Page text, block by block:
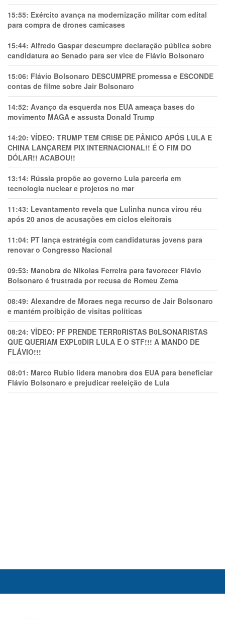
15:55: Exército avança na modernização militar com edital
para compra de drones camicases
15:44: Alfredo Gaspar descumpre declaração pública sobre
candidatura ao Senado para ser vice de Flávio Bolsonaro
15:06: Flávio Bolsonaro DESCUMPRE promessa e ESCONDE
contas de filme sobre Jair Bolsonaro
14:52: Avanço da esquerda nos EUA ameaça bases do
movimento MAGA e assusta Donald Trump
14:20: VÍDEO: TRUMP TEM CRlSE DE PÂNlCO APÓS LULA E
CHINA LANÇAREM PIX INTERNACIONAL!! É O FIM DO
DÓLAR!! ACABOU!!
13:14: Rússia propõe ao governo Lula parceria em
tecnologia nuclear e projetos no mar
11:43: Levantamento revela que Lulinha nunca virou réu
após 20 anos de acusações em ciclos eleitorais
11:04: PT lança estratégia com candidaturas jovens para
renovar o Congresso Nacional
09:53: Manobra de Nikolas Ferreira para favorecer Flávio
Bolsonaro é frustrada por recusa de Romeu Zema
08:49: Alexandre de Moraes nega recurso de Jair Bolsonaro
e mantém proibição de visitas políticas
08:24: VÍDEO: PF PRENDE TERR0RlSTAS B0LSONARlSTAS
QUE QUERIAM EXPL0DlR LULA E O STF!!! A MANDO DE
FLÁVIO!!!
08:01: Marco Rubio lidera manobra dos EUA para beneficiar
Flávio Bolsonaro e prejudicar reeleição de Lula